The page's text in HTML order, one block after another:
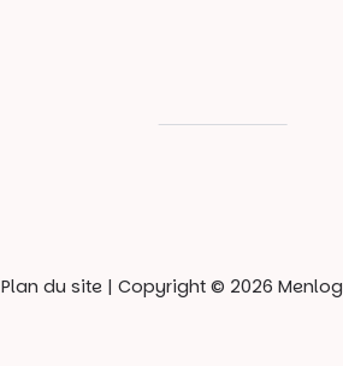
Plan du site | Copyright © 2026 Menlog